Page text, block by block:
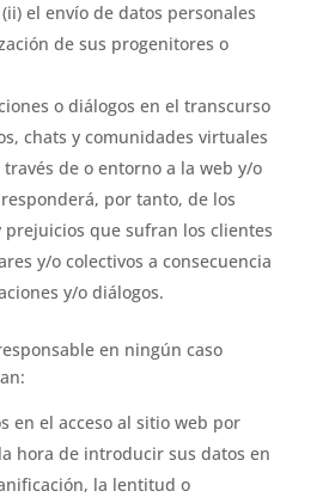
el envío de datos personales
de sus progenitores o
o diálogos en el transcurso
chats y comunidades virtuales
de o entorno a la web y/o
por tanto, de los
prejuicios que sufran los clientes
y/o colectivos a consecuencia
y/o diálogos.
en ningún caso
en el acceso al sitio web por
hora de introducir sus datos en
la lentitud o